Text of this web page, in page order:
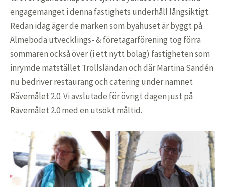
engagemanget i denna fastighets underhåll långsiktigt.
Redan idag äger de marken som byahuset är byggt på.
Älmeboda utvecklings- & företagarförening tog förra
sommaren också över (i ett nytt bolag) fastigheten som
inrymde matstället Trollsländan och där Martina Sandén
nu bedriver restaurang och catering under namnet
Rävemålet 2.0. Vi avslutade för övrigt dagen just på
Rävemålet 2.0 med en utsökt måltid.